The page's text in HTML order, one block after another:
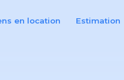
en location Estimation